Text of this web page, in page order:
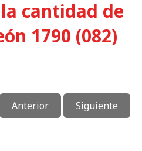
cantidad de
1790 (082)
Anterior Siguiente